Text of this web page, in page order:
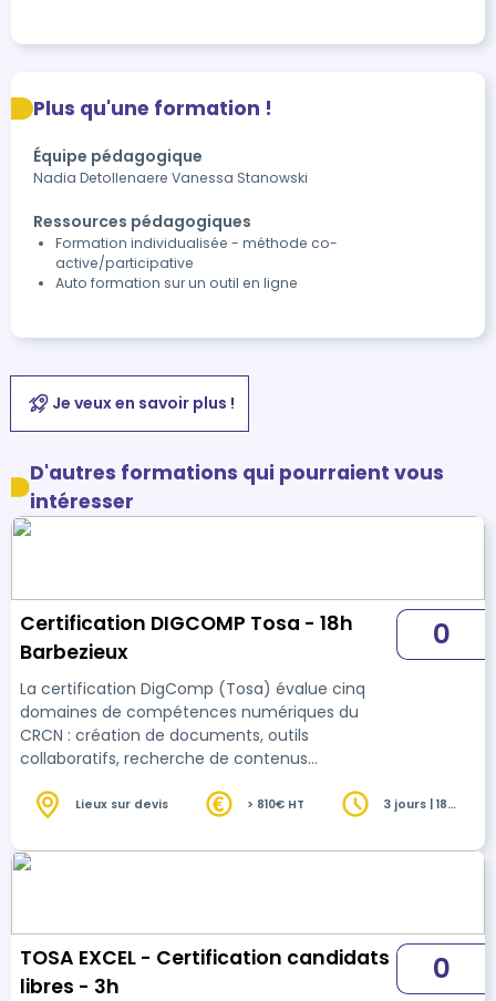
Plus qu'une formation !
Équipe pédagogique
Nadia Detollenaere Vanessa Stanowski
Ressources pédagogiques
Formation individualisée - méthode co-
active/participative
Auto formation sur un outil en ligne
Je veux en savoir plus !
D'autres formations qui pourraient vous
intéresser
Certification DIGCOMP Tosa - 18h
Barbezieux
La certification DigComp (Tosa) évalue cinq
domaines de compétences numériques du
CRCN : création de documents, outils
collaboratifs, recherche de contenus
données et résolution de problèmes techniques.
0
Lieux sur devis > 810€ HT
3 jours | 18
TOSA EXCEL - Certification candidats
libres - 3h
0